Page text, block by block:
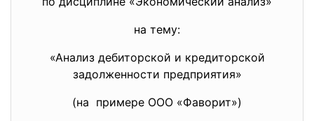
на тему:
«Анализ дебиторской и кредиторской
задолженности предприятия»
(на примере ООО «Фаворит»)